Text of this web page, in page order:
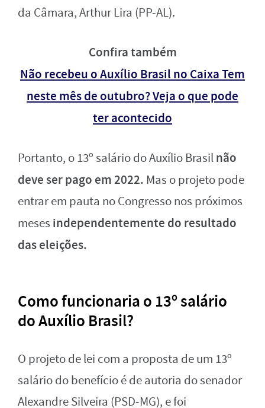
da Câmara, Arthur Lira (PP-AL).
Confira também
Não recebeu o Auxílio Brasil no Caixa Tem
neste mês de outubro? Veja o que pode
ter acontecido
Portanto, o 13º salário do Auxílio Brasilnão
deve ser pago em 2022. Mas o projeto pode
entrar em pauta no Congresso nos próximos
meses independentemente do resultado
das eleições.
Como funcionaria o 13º salário
do Auxílio Brasil?
O projeto de lei com a proposta de um 13º
salário do benefício é de autoria do senador
Alexandre Silveira (PSD-MG), e foi